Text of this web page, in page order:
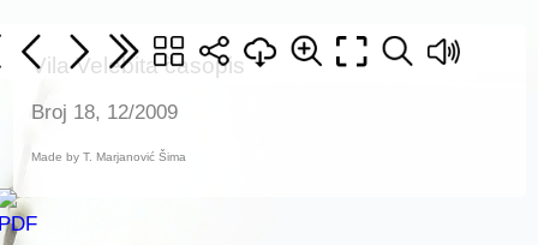
Vila Velebita časopis
Broj 18, 12/2009
Made by T. Marjanović Šima